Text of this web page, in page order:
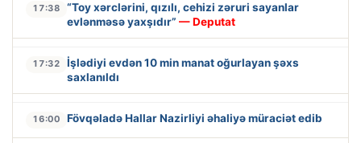
17:38
“Toy xərclərini, qızılı, cehizi zəruri sayanlar
evlənməsə yaxşıdır” — Deputat
17:32
İşlədiyi evdən 10 min manat oğurlayan şəxs
saxlanıldı
16:00 Fövqəladə Hallar Nazirliyi əhaliyə müraciət edib